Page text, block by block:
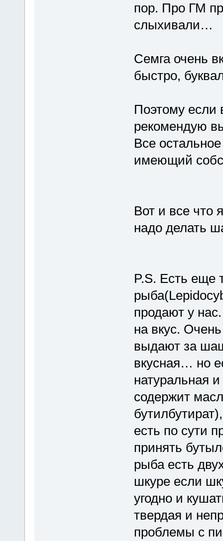
пор. Про ГМ
слыхивали…
Семга очень
быстро,
Поэтому
рекомендую
Все
имеющий
Вот и все что
надо делать
P.S. Есть еще
продают у
на вкус.
выдают за
вкусная… но
натуральная
содержит
есть по сути
принять
рыба есть
шкуре если
угодно и
твердая и
проблемы с